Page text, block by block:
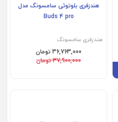
هندزفری بلوتوثی سامسونگ مدل
Buds 4 pro
هندزفری سامسونگ
36,763,000 تومان
37,900,000 تومان